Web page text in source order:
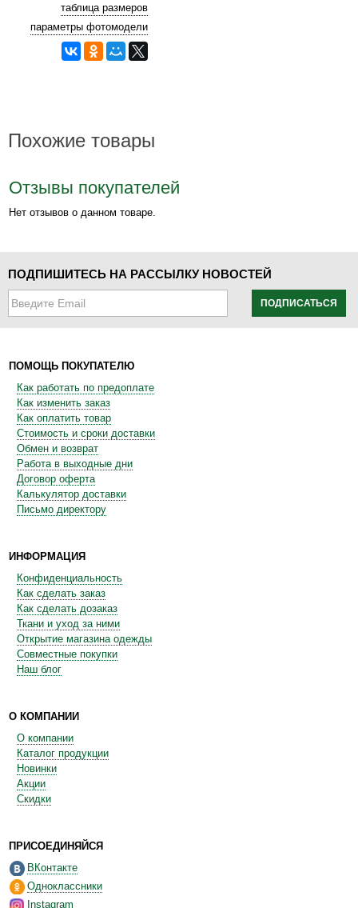
таблица размеров
параметры фотомодели
Похожие товары
Отзывы покупателей
Нет отзывов о данном товаре.
ПОДПИШИТЕСЬ НА РАССЫЛКУ НОВОСТЕЙ
ПОДПИСАТЬСЯ
ПОМОЩЬ ПОКУПАТЕЛЮ
Как работать по предоплате
Как изменить заказ
Как оплатить товар
Стоимость и сроки доставки
Обмен и возврат
Работа в выходные дни
Договор оферта
Калькулятор доставки
Письмо директору
ИНФОРМАЦИЯ
Конфиденциальность
Как сделать заказ
Как сделать дозаказ
Ткани и уход за ними
Открытие магазина одежды
Совместные покупки
Наш блог
О КОМПАНИИ
О компании
Каталог продукции
Новинки
Акции
Скидки
ПРИСОЕДИНЯЙСЯ
ВКонтакте
Одноклассники
Instagram